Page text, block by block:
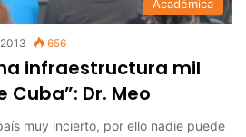
Académica
656
infraestructura mil
Dr. Meo
muy incierto, por ello nadie puede